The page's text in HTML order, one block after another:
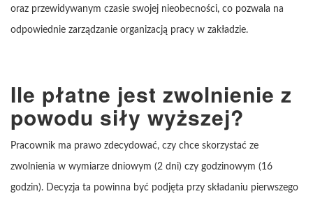
oraz przewidywanym czasie swojej nieobecności, co pozwala na
odpowiednie zarządzanie organizacją pracy w zakładzie.
Ile płatne jest zwolnienie z
powodu siły wyższej?
Pracownik ma prawo zdecydować, czy chce skorzystać ze
zwolnienia w wymiarze dniowym (2 dni) czy godzinowym (16
godzin). Decyzja ta powinna być podjęta przy składaniu pierwszego